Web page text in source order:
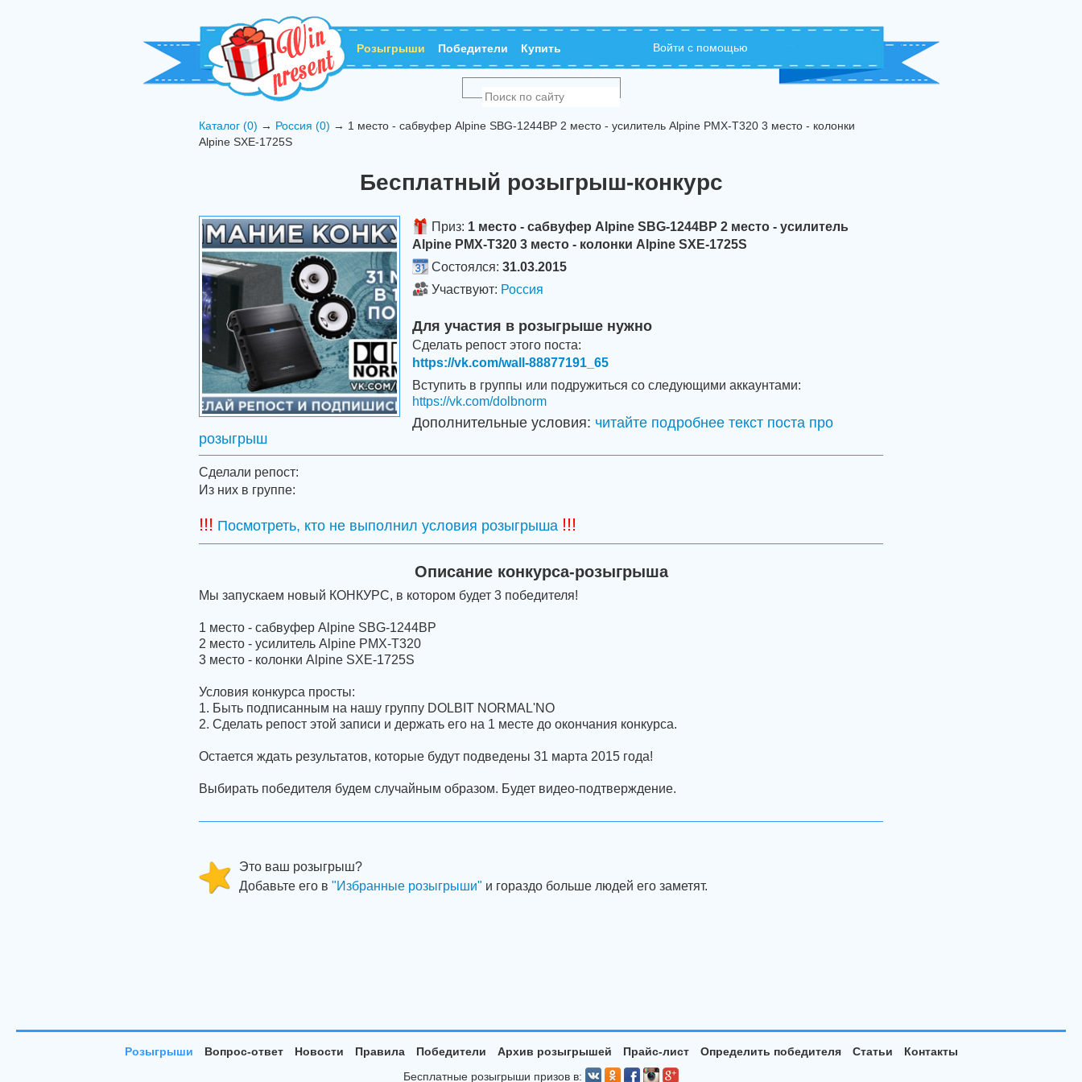
Розыгрыши Победители Купить Войти с помощью
Каталог (0) → Россия (0) → 1 место - сабвуфер Alpine SBG-1244BP 2 место - усилитель Alpine PMX-T320 3 место - колонки
Alpine SXE-1725S
Бесплатный розыгрыш-конкурс
Приз: 1 место - сабвуфер Alpine SBG-1244BP 2 место - усилитель
Alpine PMX-T320 3 место - колонки Alpine SXE-1725S
Состоялся: 31.03.2015
Участвуют: Россия
Для участия в розыгрыше нужно
Сделать репост этого поста:
https://vk.com/wall-88877191_65
Вступить в группы или подружиться со следующими аккаунтами:
https://vk.com/dolbnorm
Дополнительные условия: читайте подробнее текст поста про
розыгрыш
Сделали репост:
Из них в группе:
!!! Посмотреть, кто не выполнил условия розыгрыша !!!
Описание конкурса-розыгрыша
Мы запускаем новый КОНКУРС, в котором будет 3 победителя!
1 место - сабвуфер Alpine SBG-1244BP
2 место - усилитель Alpine PMX-T320
3 место - колонки Alpine SXE-1725S
Условия конкурса просты:
1. Быть подписанным на нашу группу DOLBIT NORMAL'NO
2. Сделать репост этой записи и держать его на 1 месте до окончания конкурса.
Остается ждать результатов, которые будут подведены 31 марта 2015 года!
Выбирать победителя будем случайным образом. Будет видео-подтверждение.
Это ваш розыгрыш?
Добавьте его в "Избранные розыгрыши" и гораздо больше людей его заметят.
Розыгрыши Вопрос-ответ Новости Правила Победители Архив розыгрышей Прайс-лист Определить победителя Статьи
Контакты
Бесплатные розыгрыши призов в: